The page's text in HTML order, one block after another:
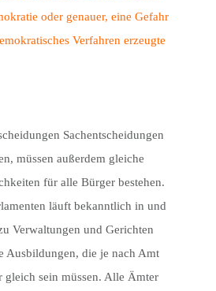
oder genauer, eine Gefahr
Verfahren erzeugte
Sachentscheidungen
müssen außerdem gleiche
für alle Bürger bestehen.
läuft bekanntlich in und
Verwaltungen und Gerichten
Ausbildungen, die je nach Amt
gleich sein müssen. Alle Ämter